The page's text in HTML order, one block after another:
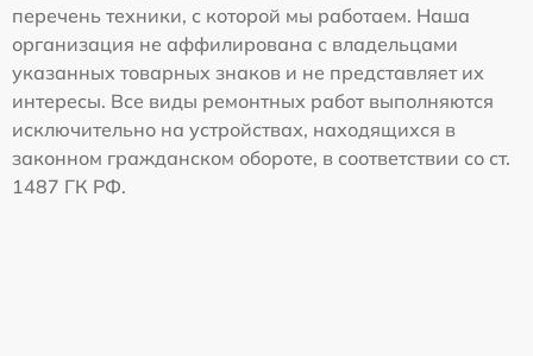
перечень техники, с которой мы работаем. Наша
организация не аффилирована с владельцами
указанных товарных знаков и не представляет их
интересы. Все виды ремонтных работ выполняются
исключительно на устройствах, находящихся в
законном гражданском обороте, в соответствии со ст.
1487 ГК РФ.